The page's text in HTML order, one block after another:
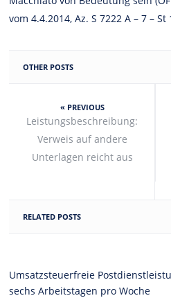
vom 4.4.2014, Az. S 7222 A – 7 – St
OTHER POSTS
« PREVIOUS
Leistungsbeschreibung:
Verweis auf andere
Unterlagen reicht aus
RELATED POSTS
Umsatzsteuerfreie
sechs Arbeitstagen pro Woche